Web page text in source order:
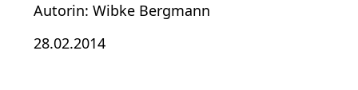
Autorin: Wibke Bergmann
28.02.2014